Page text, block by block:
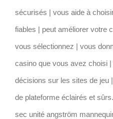
sécurisés | vous aide à
fiables | peut améliorer votre
vous sélectionnez | vous
casino que vous avez choisi
décisions sur les sites de jeu
de plateforme éclairés et
sec unité angström